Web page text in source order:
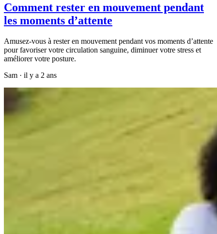
Comment rester en mouvement pendant
les moments d’attente
Amusez-vous à rester en mouvement pendant vos moments d’attente
pour favoriser votre circulation sanguine, diminuer votre stress et
améliorer votre posture.
Sam · il y a 2 ans